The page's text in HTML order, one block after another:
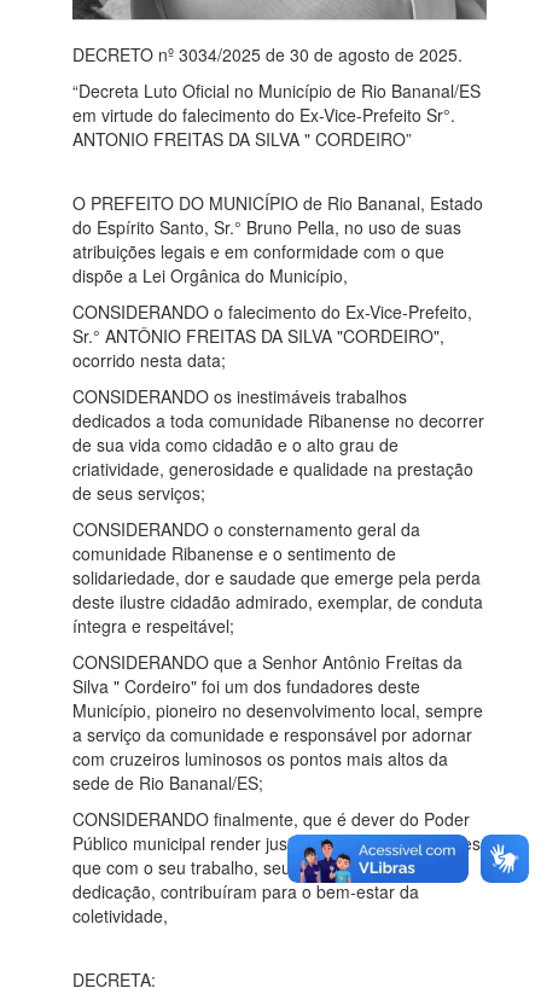
DECRETO nº 3034/2025 de 30 de agosto de 2025.
“Decreta Luto Oficial no Município de Rio Bananal/ES
em virtude do falecimento do Ex-Vice-Prefeito Sr°.
ANTONIO FREITAS DA SILVA " CORDEIRO”
O PREFEITO DO MUNICÍPIO de Rio Bananal, Estado
do Espírito Santo, Sr.° Bruno Pella, no uso de suas
atribuições legais e em conformidade com o que
dispõe a Lei Orgânica do Município,
CONSIDERANDO o falecimento do Ex-Vice-Prefeito,
Sr.° ANTÔNIO FREITAS DA SILVA "CORDEIRO",
ocorrido nesta data;
CONSIDERANDO os inestimáveis trabalhos
dedicados a toda comunidade Ribanense no decorrer
de sua vida como cidadão e o alto grau de
criatividade, generosidade e qualidade na prestação
de seus serviços;
CONSIDERANDO o consternamento geral da
comunidade Ribanense e o sentimento de
solidariedade, dor e saudade que emerge pela perda
deste ilustre cidadão admirado, exemplar, de conduta
íntegra e respeitável;
CONSIDERANDO que a Senhor Antônio Freitas da
Silva " Cordeiro" foi um dos fundadores deste
Município, pioneiro no desenvolvimento local, sempre
a serviço da comunidade e responsável por adornar
com cruzeiros luminosos os pontos mais altos da
sede de Rio Bananal/ES;
CONSIDERANDO finalmente, que é dever do Poder
Público municipal render justas homenagens àqueles
que com o seu trabalho, seu exemplo e sua
dedicação, contribuíram para o bem-estar da
coletividade,
DECRETA: